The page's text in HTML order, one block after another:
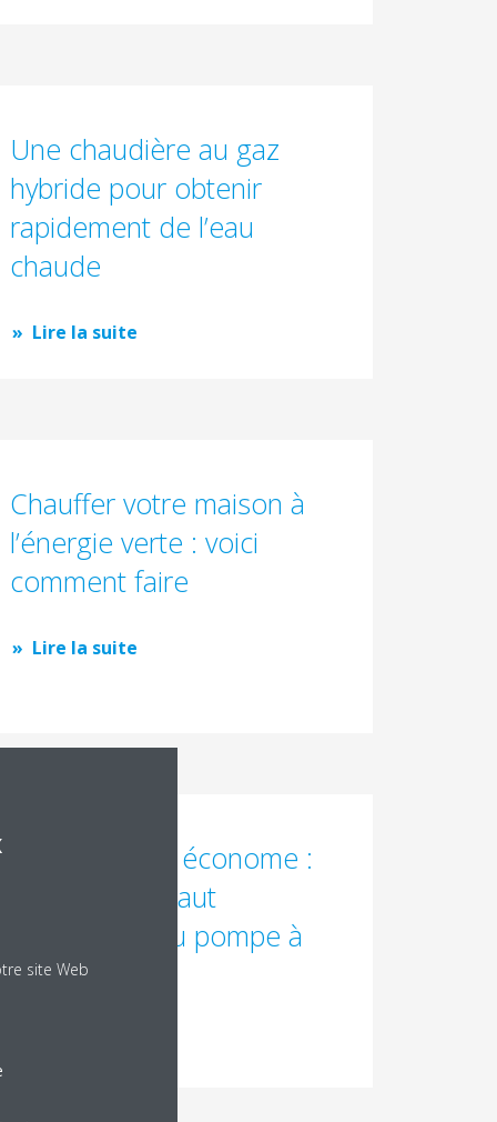
Une chaudière au gaz
hybride pour obtenir
rapidement de l’eau
chaude
Lire la suite
Chauffer votre maison à
l’énergie verte : voici
comment faire
Lire la suite
Un chauffage économe :
chaudière à haut
rendement ou pompe à
chaleur ?
site Web